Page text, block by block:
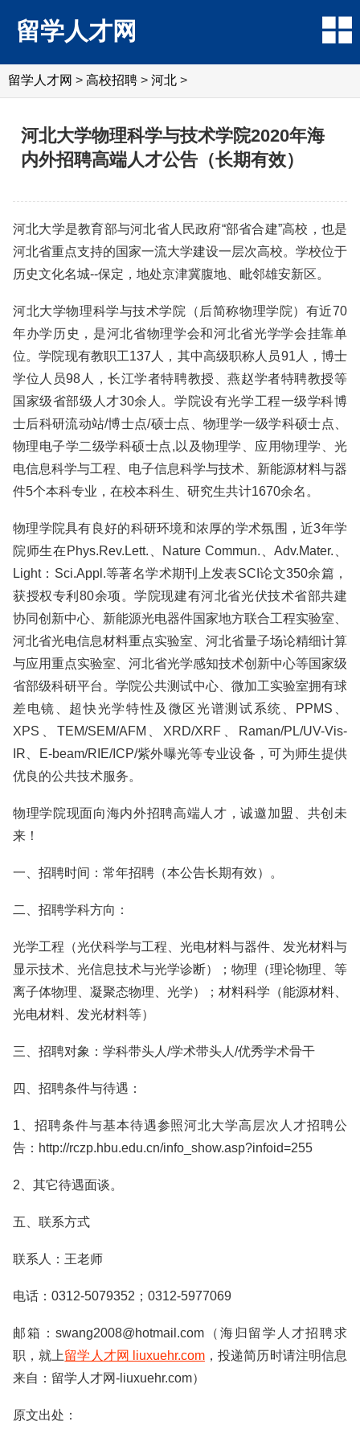
留学人才网
留学人才网 > 高校招聘 > 河北 >
河北大学物理科学与技术学院2020年海
内外招聘高端人才公告（长期有效）
河北大学是教育部与河北省人民政府“部省合建”高校，也是
河北省重点支持的国家一流大学建设一层次高校。学校位于
历史文化名城--保定，地处京津冀腹地、毗邻雄安新区。
河北大学物理科学与技术学院（后简称物理学院）有近70
年办学历史，是河北省物理学会和河北省光学学会挂靠单
位。学院现有教职工137人，其中高级职称人员91人，博士
学位人员98人，长江学者特聘教授、燕赵学者特聘教授等
国家级省部级人才30余人。学院设有光学工程一级学科博
士后科研流动站/博士点/硕士点、物理学一级学科硕士点、
物理电子学二级学科硕士点,以及物理学、应用物理学、光
电信息科学与工程、电子信息科学与技术、新能源材料与器
件5个本科专业，在校本科生、研究生共计1670余名。
物理学院具有良好的科研环境和浓厚的学术氛围，近3年学
院师生在Phys.Rev.Lett.、Nature Commun.、Adv.Mater.、
Light：Sci.Appl.等著名学术期刊上发表SCI论文350余篇，
获授权专利80余项。学院现建有河北省光伏技术省部共建
协同创新中心、新能源光电器件国家地方联合工程实验室、
河北省光电信息材料重点实验室、河北省量子场论精细计算
与应用重点实验室、河北省光学感知技术创新中心等国家级
省部级科研平台。学院公共测试中心、微加工实验室拥有球
差电镜、超快光学特性及微区光谱测试系统、PPMS、
XPS、TEM/SEM/AFM、XRD/XRF、Raman/PL/UV-Vis-
IR、E-beam/RIE/ICP/紫外曝光等专业设备，可为师生提供
优良的公共技术服务。
物理学院现面向海内外招聘高端人才，诚邀加盟、共创未
来！
一、招聘时间：常年招聘（本公告长期有效）。
二、招聘学科方向：
光学工程（光伏科学与工程、光电材料与器件、发光材料与
显示技术、光信息技术与光学诊断）；物理（理论物理、等
离子体物理、凝聚态物理、光学）；材料科学（能源材料、
光电材料、发光材料等）
三、招聘对象：学科带头人/学术带头人/优秀学术骨干
四、招聘条件与待遇：
1、招聘条件与基本待遇参照河北大学高层次人才招聘公
告：http://rczp.hbu.edu.cn/info_show.asp?infoid=255
2、其它待遇面谈。
五、联系方式
联系人：王老师
电话：0312-5079352；0312-5977069
邮箱：swang2008@hotmail.com（海归留学人才招聘求
职，就上留学人才网 liuxuehr.com，投递简历时请注明信息
来自：留学人才网-liuxuehr.com）
原文出处：